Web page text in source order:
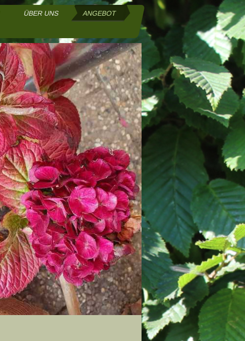
ÜBER UNS ANGEBOT